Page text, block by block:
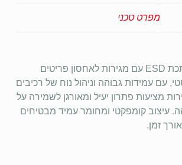
מפרט טכני
ארוניות אחסון מתכת ESD עם מגירות לאחסון פריטים
עם עמידות גבוהה וניהול נוח של רכיבים
מציעות פתרון יעיל ומאורגן לשמירה על
עיצוב קומפקטי ומחומר עמיד מבטיחים
זמן.